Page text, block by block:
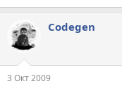
Codegen
3 Окт 2009